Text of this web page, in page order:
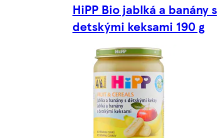
HiPP Bio jablká a banány s
detskými keksami 190 g